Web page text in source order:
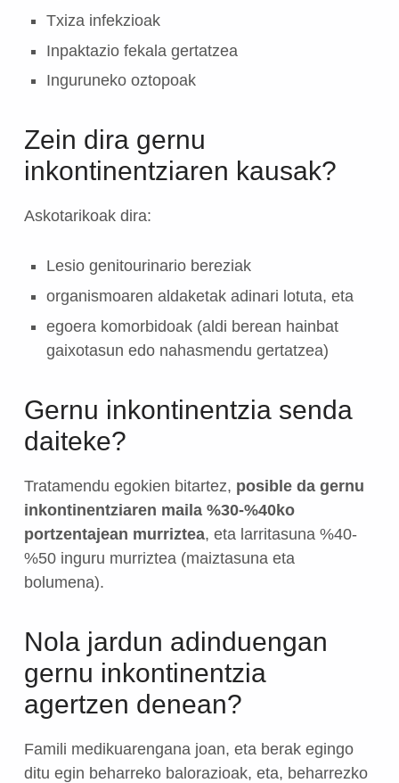
Txiza infekzioak
Inpaktazio fekala gertatzea
Inguruneko oztopoak
Zein dira gernu
inkontinentziaren kausak?
Askotarikoak dira:
Lesio genitourinario bereziak
organismoaren aldaketak adinari lotuta, eta
egoera komorbidoak (aldi berean hainbat
gaixotasun edo nahasmendu gertatzea)
Gernu inkontinentzia senda
daiteke?
Tratamendu egokien bitartez, posible da gernu
inkontinentziaren maila %30-%40ko
portzentajean murriztea, eta larritasuna %40-
%50 inguru murriztea (maiztasuna eta
bolumena).
Nola jardun adinduengan
gernu inkontinentzia
agertzen denean?
Famili medikuarengana joan, eta berak egingo
ditu egin beharreko balorazioak, eta, beharrezko